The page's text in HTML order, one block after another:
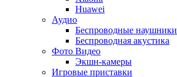
Huawei
Аудио
Беспроводные наушники
Беспроводная акустика
Фото Видео
Экшн-камеры
Игровые приставки